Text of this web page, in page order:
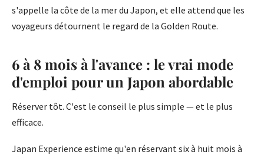
s'appelle la côte de la mer du Japon, et elle attend que les
voyageurs détournent le regard de la Golden Route.
6 à 8 mois à l'avance : le vrai mode
d'emploi pour un Japon abordable
Réserver tôt. C'est le conseil le plus simple — et le plus
efficace.
Japan Experience estime qu'en réservant six à huit mois à